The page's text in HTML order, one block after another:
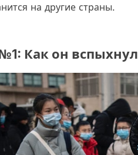
на другие страны.
Как он